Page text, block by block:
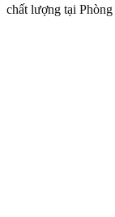
chất lượng tại